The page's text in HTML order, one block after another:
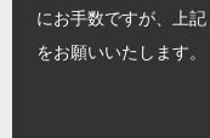
にお手数ですが、上
をお願いいたします。